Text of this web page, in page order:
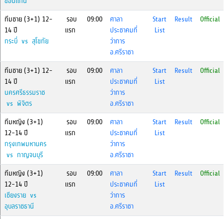
ทีมชาย (3+1) 12-
14 ปี
กระบี่ vs สุโขทัย
รอบ
แรก
09:00
ศาลา
ประชาคมที่
ว่าการ
อ.ศรีราชา
Start
List
Result Official
ทีมชาย (3+1) 12-
14 ปี
นครศรีธรรมราช
vs พิจิตร
รอบ
แรก
09:00
ศาลา
ประชาคมที่
ว่าการ
อ.ศรีราชา
Start
List
Result Official
ทีมหญิง (3+1)
12-14 ปี
กรุงเทพมหานคร
vs กาญจนบุรี
รอบ
แรก
09:00
ศาลา
ประชาคมที่
ว่าการ
อ.ศรีราชา
Start
List
Result Official
ทีมหญิง (3+1)
12-14 ปี
เชียงราย vs
อุบลราชธานี
รอบ
แรก
09:00
ศาลา
ประชาคมที่
ว่าการ
อ.ศรีราชา
Start
List
Result Official